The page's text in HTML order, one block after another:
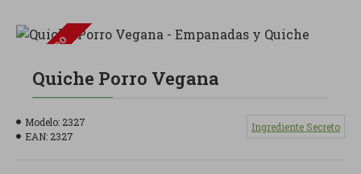
AGOTADO
Quiche Porro Vegana
Modelo: 2327
EAN: 2327
Ingrediente Secreto